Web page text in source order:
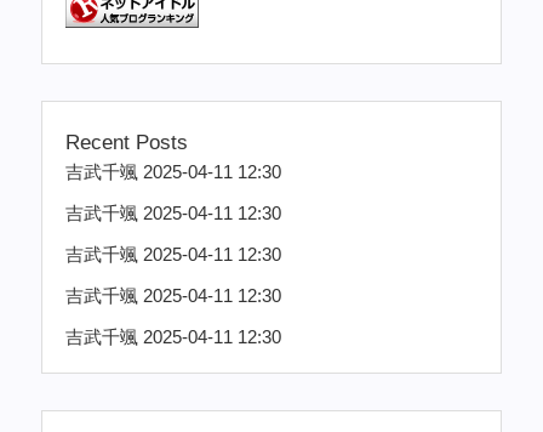
Recent Posts
吉武千颯 2025-04-11 12:30
吉武千颯 2025-04-11 12:30
吉武千颯 2025-04-11 12:30
吉武千颯 2025-04-11 12:30
吉武千颯 2025-04-11 12:30